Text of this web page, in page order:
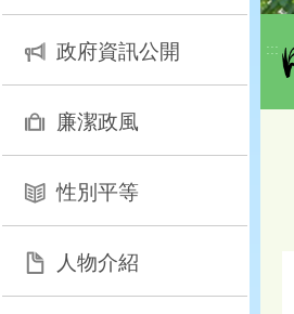
政府資訊公開
廉潔政風
性別平等
人物介紹
:::